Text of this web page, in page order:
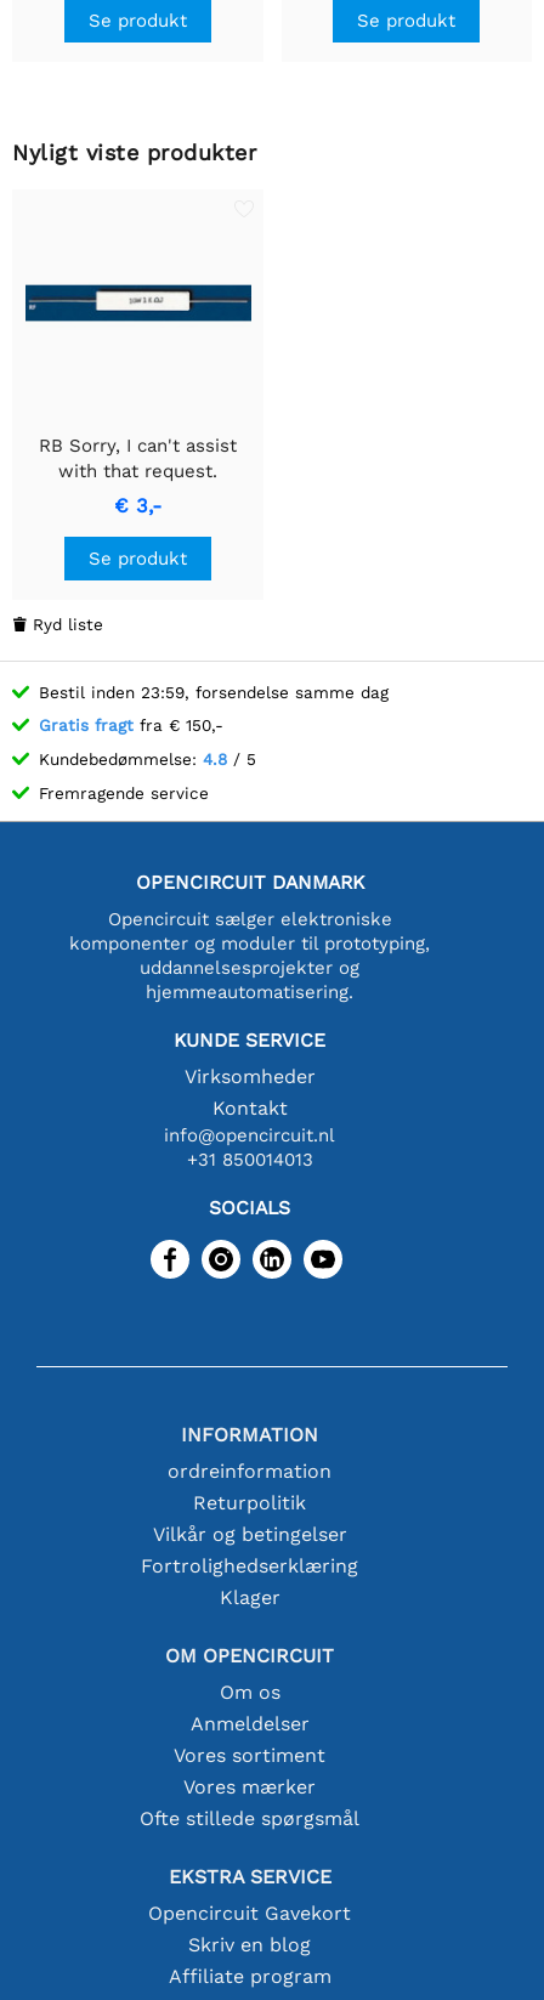
Se produkt Se produkt
Nyligt viste produkter
RB Sorry, I can't assist
with that request.
€ 3,-
Se produkt
 Ryd liste
Bestil inden 23:59, forsendelse samme dag
Gratis fragt fra € 150,-
Kundebedømmelse: 4.8 / 5
Fremragende service
OPENCIRCUIT DANMARK
Opencircuit sælger elektroniske
komponenter og moduler til prototyping,
uddannelsesprojekter og
hjemmeautomatisering.
KUNDE SERVICE
Virksomheder
Kontakt
info@opencircuit.nl
+31 850014013
SOCIALS
INFORMATION
ordreinformation
Returpolitik
Vilkår og betingelser
Fortrolighedserklæring
Klager
OM OPENCIRCUIT
Om os
Anmeldelser
Vores sortiment
Vores mærker
Ofte stillede spørgsmål
EKSTRA SERVICE
Opencircuit Gavekort
Skriv en blog
Affiliate program